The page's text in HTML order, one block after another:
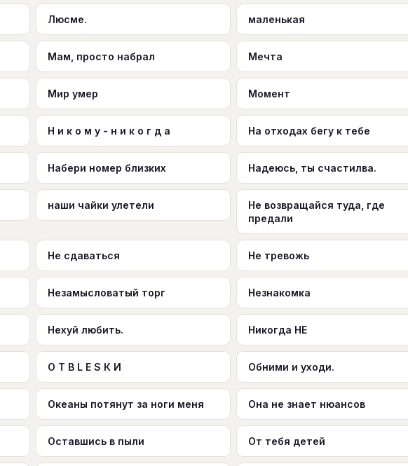
Люсме. маленькая
Мам, просто набрал Мечта
Мир умер Момент
Н и к о м у - н и к о г д а На отходах бегу к тебе
Набери номер близких Надеюсь, ты счастилва.
наши чайки улетели
Не возвращайся туда, где
предали
Не сдаваться Не тревожь
Незамысловатый торг Незнакомка
Нехуй любить. Никогда НЕ
О Т B L E S К И Обними и уходи.
Океаны потянут за ноги меня Она не знает нюансов
Оставшись в пыли От тебя детей